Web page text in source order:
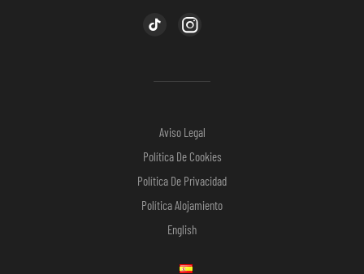
Aviso Legal
Política De Cookies
Política De Privacidad
Política Alojamiento
English